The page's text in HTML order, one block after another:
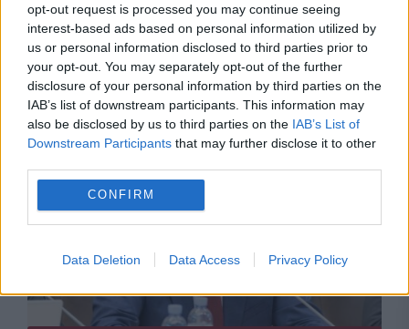
opt-out request is processed you may continue seeing
interest-based ads based on personal information utilized by
us or personal information disclosed to third parties prior to
your opt-out. You may separately opt-out of the further
disclosure of your personal information by third parties on the
IAB’s list of downstream participants. This information may
also be disclosed by us to third parties on the IAB’s List of
Downstream Participants that may further disclose it to other
CONFIRM
Data Deletion Data Access Privacy Policy
SOCIAL
Cum caută astronomii viață fără să trimită
sonde în spațiu. Tehnologia care poate analiza
planete aflate la ani-lumină